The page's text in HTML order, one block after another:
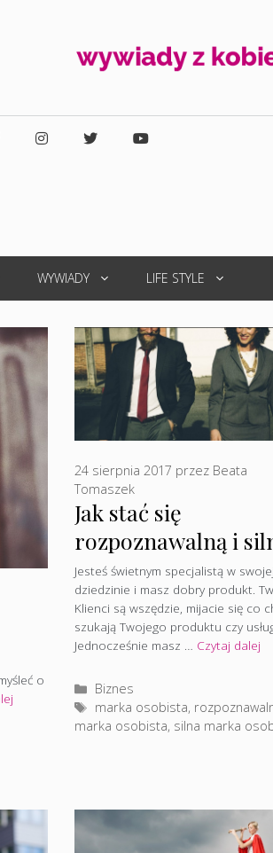
WYWIADY LIFE STYLE
o
Jak stać się
rozpoznawalną i
marką? – Izabela
Wołyniec-Sobczak
24 sierpnia 2017 przez Beata
Tomaszek
Jesteś świetnym specjalistą w swojej
dziedzinie i masz dobry produkt.
Klienci są wszędzie, mijacie się co
szukają Twojego produktu czy
Jednocześnie masz … Czytaj dalej
Kategorie
Biznes
Tagi
marka osobista,
marka osobista, silna marka